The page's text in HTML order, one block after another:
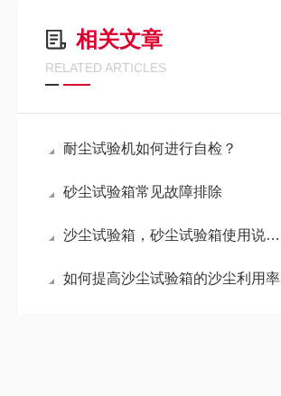
相关文章
RELATED ARTICLES
耐尘试验机如何进行自检？
砂尘试验箱常见故障排除
沙尘试验箱，砂尘试验箱使用说明书
如何提高沙尘试验箱的沙尘利用率